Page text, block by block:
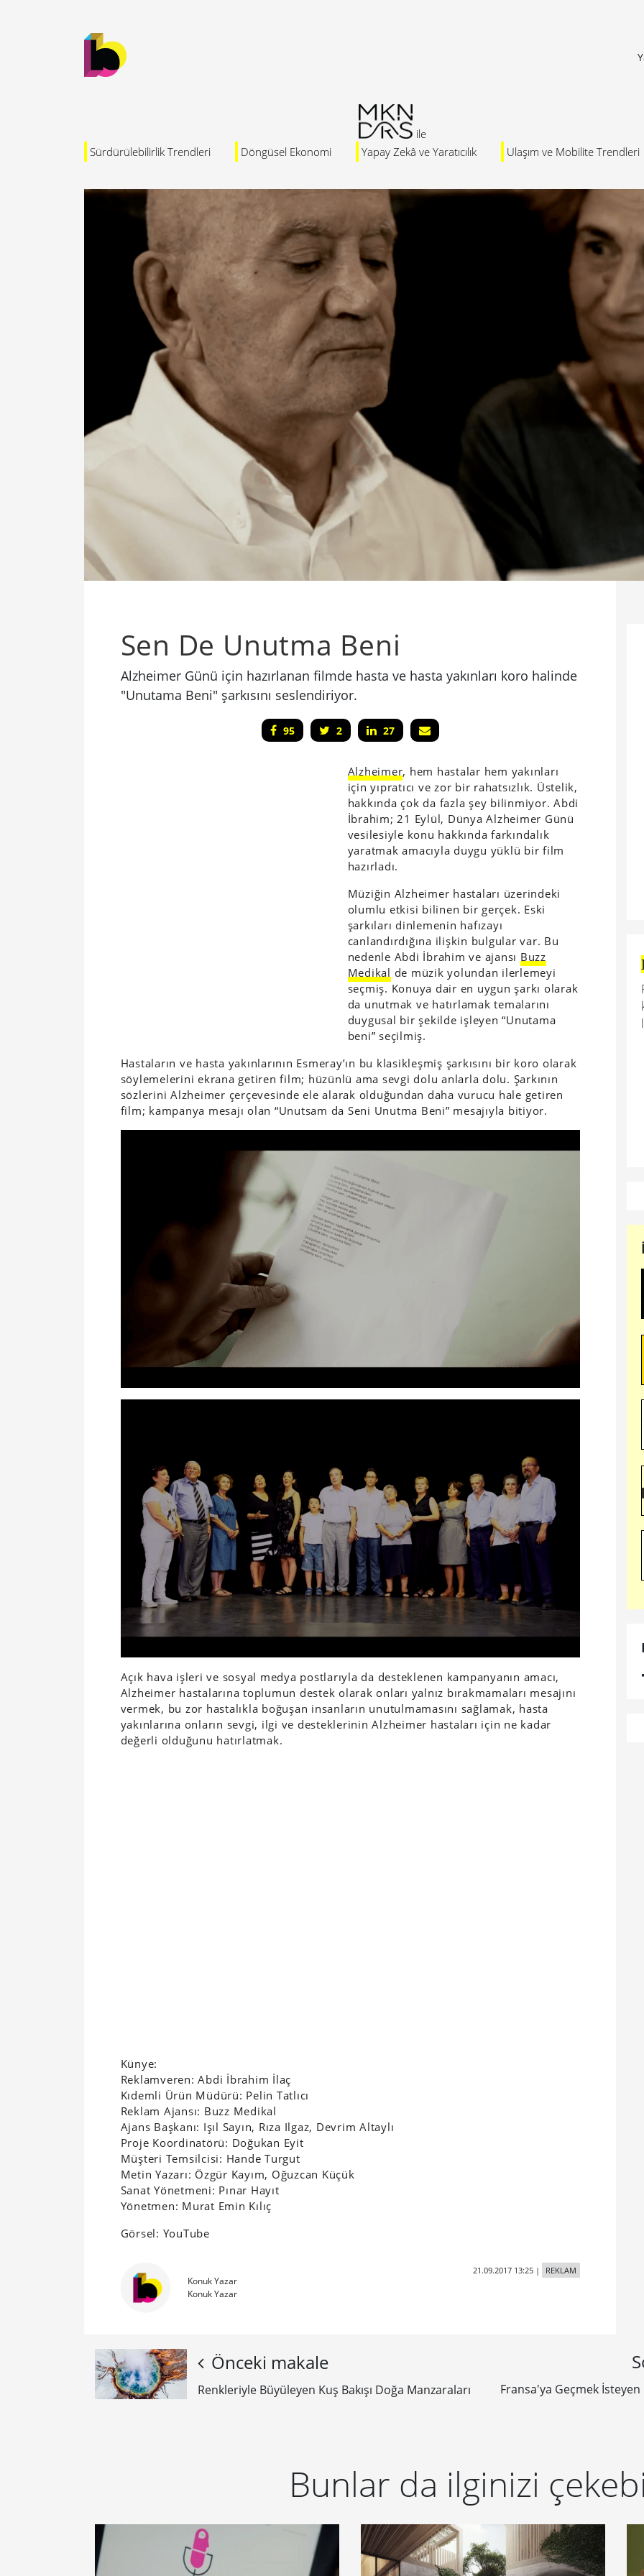
Sürdürülebilirlik Trendleri Döngüsel Ekonomi Yapay Zekâ ve Yaratıcılık Ulaşım ve Mobilite Trendleri
Sen De Unutma Beni
Alzheimer Günü için hazırlanan filmde hasta ve hasta yakınları koro halinde
"Unutama Beni" şarkısını seslendiriyor.
95 2 27
Alzheimer, hem hastalar hem yakınları
için yıpratıcı ve zor bir rahatsızlık. Üstelik,
hakkında çok da fazla şey bilinmiyor. Abdi
İbrahim; 21 Eylül, Dünya Alzheimer Günü
vesilesiyle konu hakkında farkındalık
yaratmak amacıyla duygu yüklü bir film
hazırladı.
Müziğin Alzheimer hastaları üzerindeki
olumlu etkisi bilinen bir gerçek. Eski
şarkıları dinlemenin hafızayı
canlandırdığına ilişkin bulgular var. Bu
nedenle Abdi İbrahim ve ajansı Buzz
Medikal de müzik yolundan ilerlemeyi
seçmiş. Konuya dair en uygun şarkı olarak
da unutmak ve hatırlamak temalarını
duygusal bir şekilde işleyen “Unutama
beni” seçilmiş.
Hastaların ve hasta yakınlarının Esmeray’ın bu klasikleşmiş şarkısını bir koro olarak
söylemelerini ekrana getiren film; hüzünlü ama sevgi dolu anlarla dolu. Şarkının
sözlerini Alzheimer çerçevesinde ele alarak olduğundan daha vurucu hale getiren
film; kampanya mesajı olan “Unutsam da Seni Unutma Beni” mesajıyla bitiyor.
Açık hava işleri ve sosyal medya postlarıyla da desteklenen kampanyanın amacı,
Alzheimer hastalarına toplumun destek olarak onları yalnız bırakmamaları mesajını
vermek, bu zor hastalıkla boğuşan insanların unutulmamasını sağlamak, hasta
yakınlarına onların sevgi, ilgi ve desteklerinin Alzheimer hastaları için ne kadar
değerli olduğunu hatırlatmak.
Künye:
Reklamveren: Abdi İbrahim İlaç
Kıdemli Ürün Müdürü: Pelin Tatlıcı
Reklam Ajansı: Buzz Medikal
Ajans Başkanı: Işıl Sayın, Rıza Ilgaz, Devrim Altaylı
Proje Koordinatörü: Doğukan Eyit
Müşteri Temsilcisi: Hande Turgut
Metin Yazarı: Özgür Kayım, Oğuzcan Küçük
Sanat Yönetmeni: Pınar Hayıt
Yönetmen: Murat Emin Kılıç
Görsel: YouTube
Konuk Yazar
Konuk Yazar
21.09.2017 13:25| REKLAM
Önceki makale
Renkleriyle Büyüleyen Kuş Bakışı Doğa Manzaraları
Fransa'ya Geçmek
Bunlar da ilginizi